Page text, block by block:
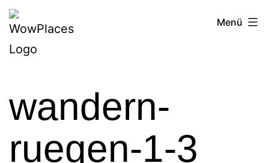
Zum
Inhalt
springen
Reiseblog
WowPlaces.de
Menü
wandern-
ruegen-1-3